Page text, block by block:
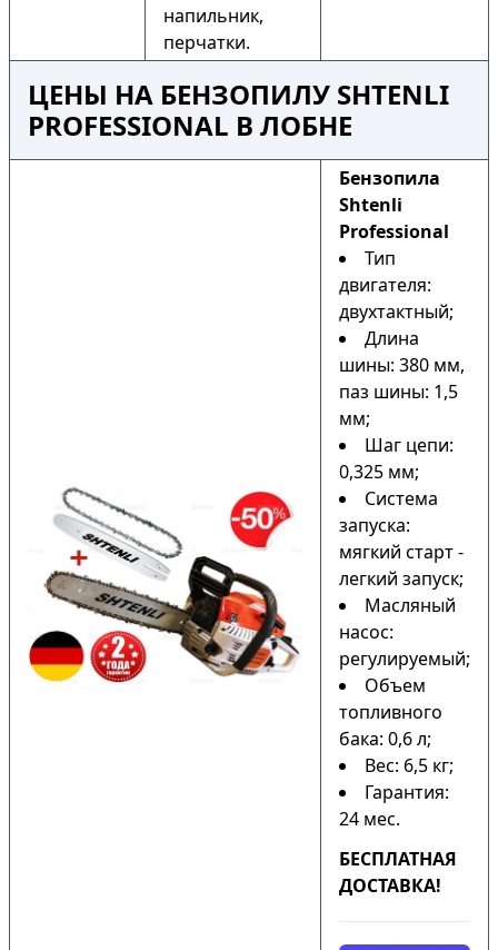
напильник,
перчатки.
ЦЕНЫ НА БЕНЗОПИЛУ SHTENLI
PROFESSIONAL В ЛОБНЕ
Бензопила
Shtenli
Professional
Тип
двигателя:
двухтактный;
Длина
шины: 380 мм,
паз шины: 1,5
мм;
Шаг цепи:
0,325 мм;
Система
запуска:
мягкий старт -
легкий запуск;
Масляный
насос:
регулируемый;
Объем
топливного
бака: 0,6 л;
Вес: 6,5 кг;
Гарантия:
24 мес.
БЕСПЛАТНАЯ
ДОСТАВКА!